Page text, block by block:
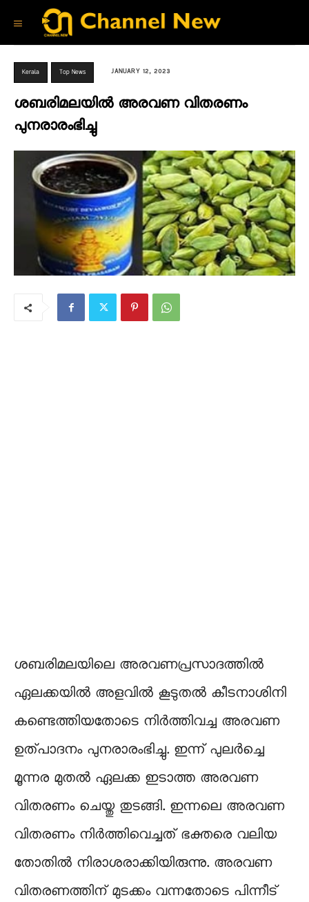
Kerala Top News JANUARY 12, 2023
ശബരിമലയിൽ അരവണ വിതരണം
പുനരാരംഭിച്ചു
ശബരിമലയിലെ അരവണപ്രസാദത്തിൽ
ഏലക്കയിൽ അളവിൽ കൂടുതൽ കീടനാശിനി
കണ്ടെത്തിയതോടെ നിർത്തിവച്ച അരവണ
ഉത്പാദനം പുനരാരംഭിച്ചു. ഇന്ന് പുലർച്ചെ
മൂന്നര മുതൽ ഏലക്ക ഇടാത്ത അരവണ
വിതരണം ചെയ്തു തുടങ്ങി. ഇന്നലെ അരവണ
വിതരണം നിർത്തിവെച്ചത് ഭക്തരെ വലിയ
തോതിൽ നിരാശരാക്കിയിരുന്നു. അരവണ
വിതരണത്തിന് മുടക്കം വന്നതോടെ പിന്നീട്